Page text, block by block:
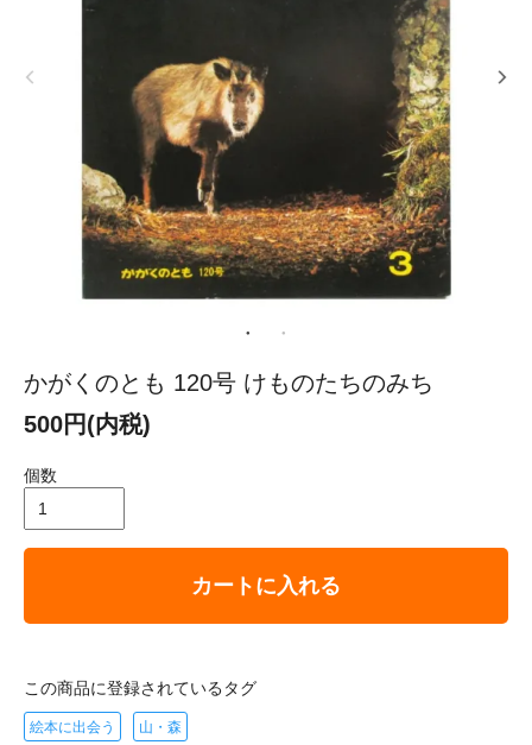
かがくのとも 120号 けものたちのみち
500円(内税)
個数
カートに入れる
この商品に登録されているタグ
絵本に出会う 山・森